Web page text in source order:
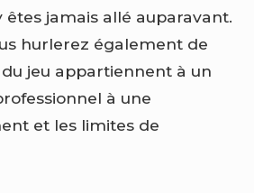
êtes jamais allé auparavant.
hurlerez également de
jeu appartiennent à un
à une
et les limites de